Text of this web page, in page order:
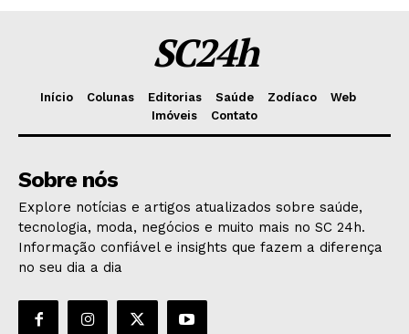
SC24h
Início Colunas Editorias Saúde Zodíaco
Web
Imóveis
Contato
Sobre nós
Explore notícias e artigos atualizados sobre saúde,
tecnologia, moda, negócios e muito mais no SC 24h.
Informação confiável e insights que fazem a diferença
no seu dia a dia